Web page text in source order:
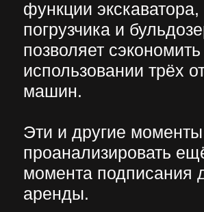
Аренда спецтехники для
многих проектов может стать
выигрышным решением. Но
есть несколько нюансов,
требующих внимания.
Заблаговременно нужно
график работы, особенно
если вы планируете
использовать технику в
выходные, праздничные дни
или в ночное время.
Все условия аренды должны
спецтехники